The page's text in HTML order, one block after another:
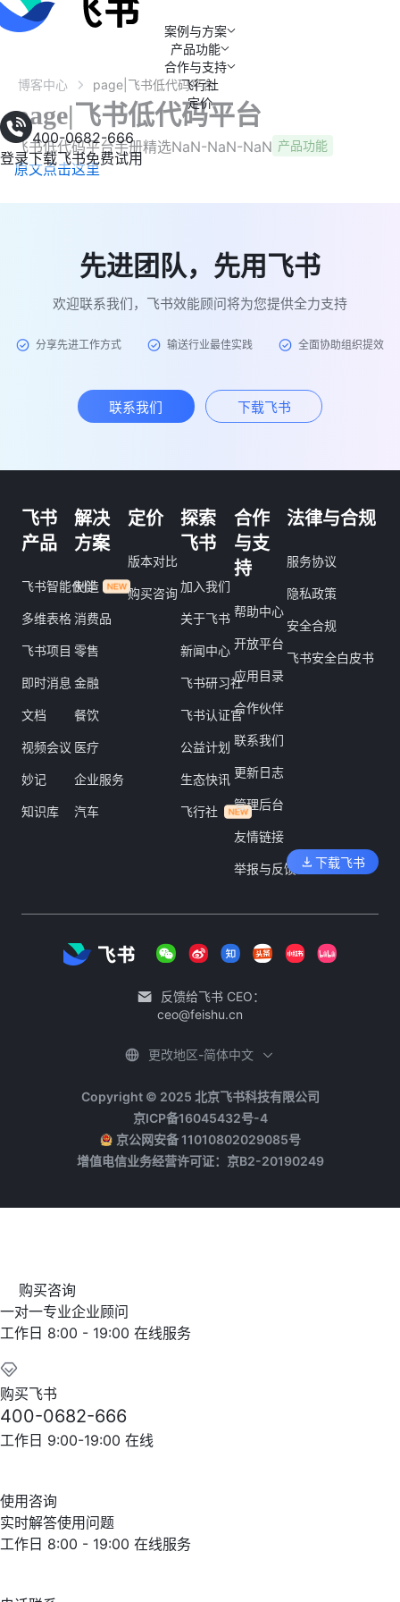
案例与方案
产品功能
合作与支持
飞行社
定价
400-0682-666
登录下载飞书免费试用
博客中心 page|飞书低代码平台
page|飞书低代码平台
飞书低代码平台手册精选NaN-NaN-NaN 产品功能
原文点击这里
先进团队，先用飞书
欢迎联系我们，飞书效能顾问将为您提供全力支持
分享先进工作方式 输送行业最佳实践 全面协助组织提效
联系我们 下载飞书
飞书
产品
飞书智能伙伴
多维表格
飞书项目
即时消息
文档
视频会议
妙记
知识库
解决
方案
制造
消费品
零售
金融
餐饮
医疗
企业服务
汽车
定价
版本对比
购买咨询
探索
飞书
加入我们
关于飞书
新闻中心
飞书研习社
飞书认证官
公益计划
生态快讯
飞行社
合作
与支
持
帮助中心
开放平台
应用目录
合作伙伴
联系我们
更新日志
管理后台
友情链接
举报与反馈
法律与合规
服务协议
隐私政策
安全合规
飞书安全白皮书
下载飞书
反馈给飞书 CEO：
ceo@feishu.cn
Copyright © 2025 北京飞书科技有限公司
京ICP备16045432号-4
京公网安备 11010802029085号
增值电信业务经营许可证：京B2-20190249
更改地区-简体中文
购买咨询
一对一专业企业顾问
工作日 8:00 - 19:00 在线服务
购买飞书
400-0682-666
工作日 9:00-19:00 在线
使用咨询
实时解答使用问题
工作日 8:00 - 19:00 在线服务